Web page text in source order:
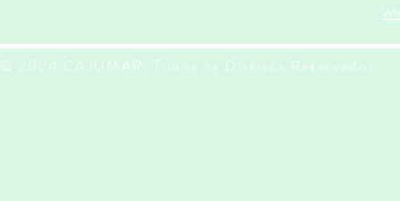
© 2024 CAJUMAR, Todos os Direitos Reservados